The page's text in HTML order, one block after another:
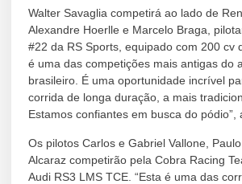
Walter Savaglia competirá ao lado de
Alexandre Hoerlle e Marcelo Braga,
#22 da RS Sports, equipado com 200 cv
é uma das competições mais antigas do
brasileiro. É uma oportunidade incrível
corrida de longa duração, a mais
Estamos confiantes em busca do pódio”,
Os pilotos Carlos e Gabriel Vallone,
Alcaraz competirão pela Cobra Racing
Audi RS3 LMS TCE. “Esta é uma das